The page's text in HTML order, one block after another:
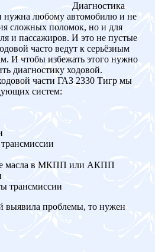
Диагностика
нужна любому автомобилю и не
сложных поломок, но и для
и пассажиров. И это не пустые
часто ведут к серьёзным
И чтобы избежать этого нужно
диагностику ходовой.
части ГАЗ 2330 Тигр мы
систем:
масла в МКПП или АКПП
трансмиссии
выявила проблемы, то нужен